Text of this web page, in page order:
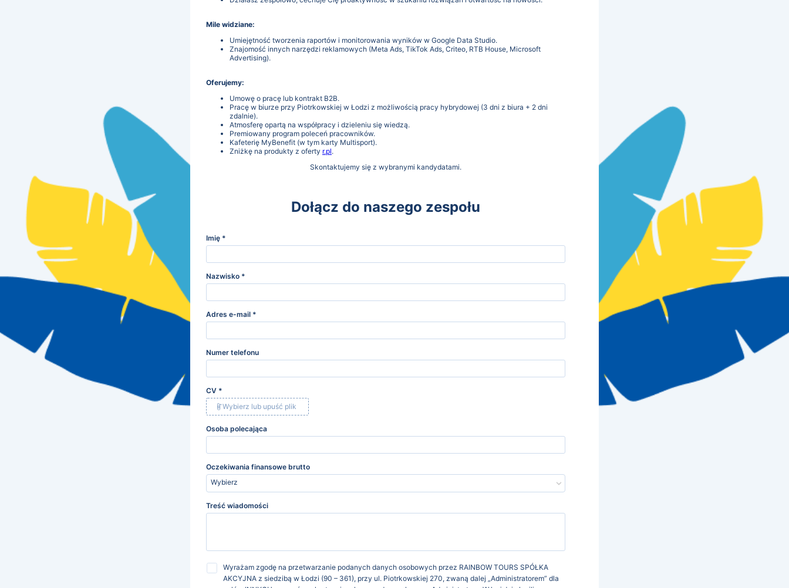
Mile widziane:
Umiejętność tworzenia raportów i monitorowania wyników w Google Data Studio.
Znajomość innych narzędzi reklamowych (Meta Ads, TikTok Ads, Criteo, RTB House, Microsoft
Advertising).
Oferujemy:
Umowę o pracę lub kontrakt B2B.
Pracę w biurze przy Piotrkowskiej w Łodzi z możliwością pracy hybrydowej (3 dni z biura + 2 dni
zdalnie).
Atmosferę opartą na współpracy i dzieleniu się wiedzą.
Premiowany program poleceń pracowników.
Kafeterię MyBenefit (w tym karty Multisport).
Zniżkę na produkty z oferty r.pl.
Skontaktujemy się z wybranymi kandydatami.
Dołącz do naszego zespołu
Imię *
Nazwisko *
Adres e-mail *
Numer telefonu
CV *
Wybierz lub upuść plik
Osoba polecająca
Oczekiwania finansowe brutto
Wybierz
Treść wiadomości
Wyrażam zgodę na przetwarzanie podanych danych osobowych przez RAINBOW TOURS SPÓŁKA
AKCYJNA z siedzibą w Łodzi (90 – 361), przy ul. Piotrkowskiej 270, zwaną dalej „Administratorem” dla